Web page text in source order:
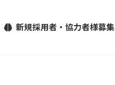
新規採用者・協力者様募集